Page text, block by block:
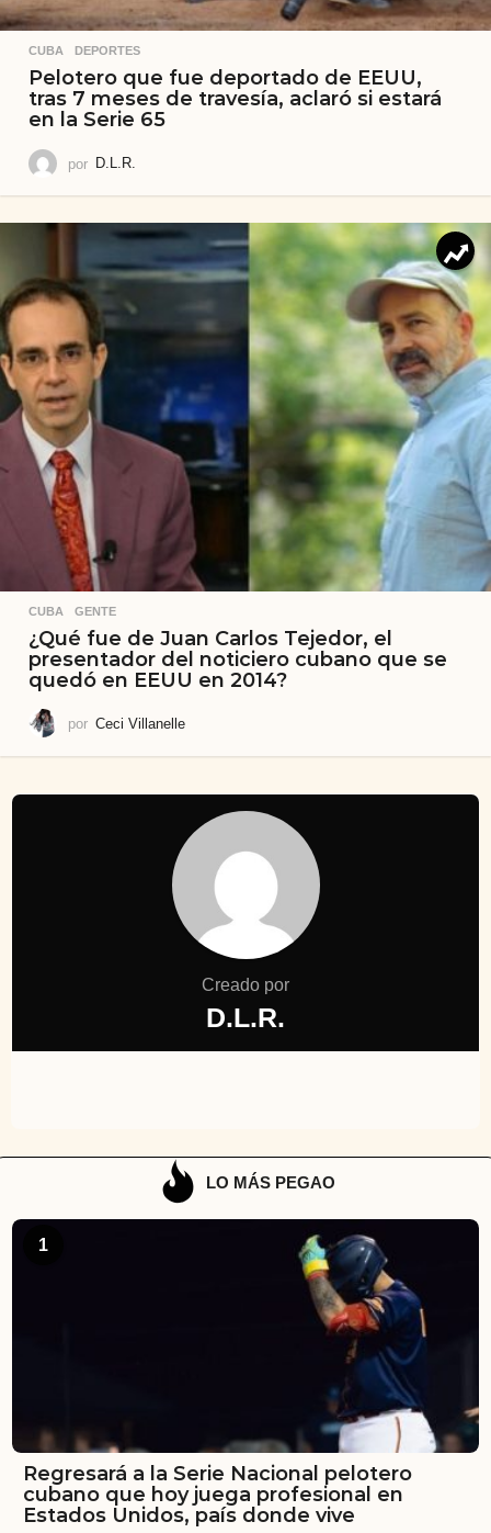
CUBA ,DEPORTES
Pelotero que fue deportado de EEUU,
tras 7 meses de travesía, aclaró si estará
en la Serie 65
por D.L.R.
CUBA ,GENTE
¿Qué fue de Juan Carlos Tejedor, el
presentador del noticiero cubano que se
quedó en EEUU en 2014?
por Ceci Villanelle
Creado por
D.L.R.
LO MÁS PEGAO
1
Regresará a la Serie Nacional pelotero
cubano que hoy juega profesional en
Estados Unidos, país donde vive